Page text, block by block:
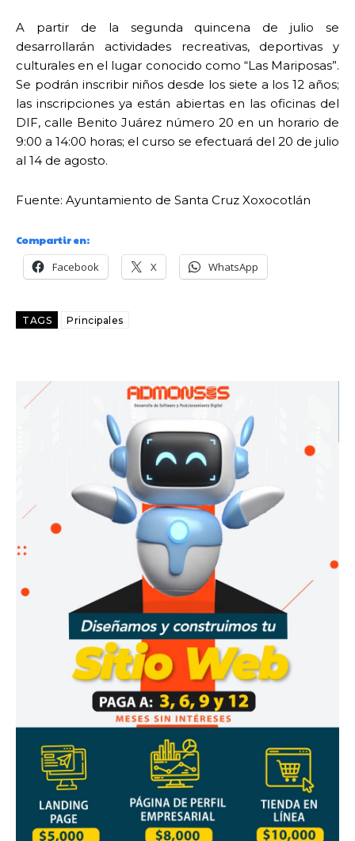
A partir de la segunda quincena de julio se
desarrollarán actividades recreativas, deportivas y
culturales en el lugar conocido como “Las Mariposas”.
Se podrán inscribir niños desde los siete a los 12 años;
las inscripciones ya están abiertas en las oficinas del
DIF, calle Benito Juárez número 20 en un horario de
9:00 a 14:00 horas; el curso se efectuará del 20 de julio
al 14 de agosto.
Fuente: Ayuntamiento de Santa Cruz Xoxocotlán
Compartir en:
Facebook X WhatsApp
TAGS Principales